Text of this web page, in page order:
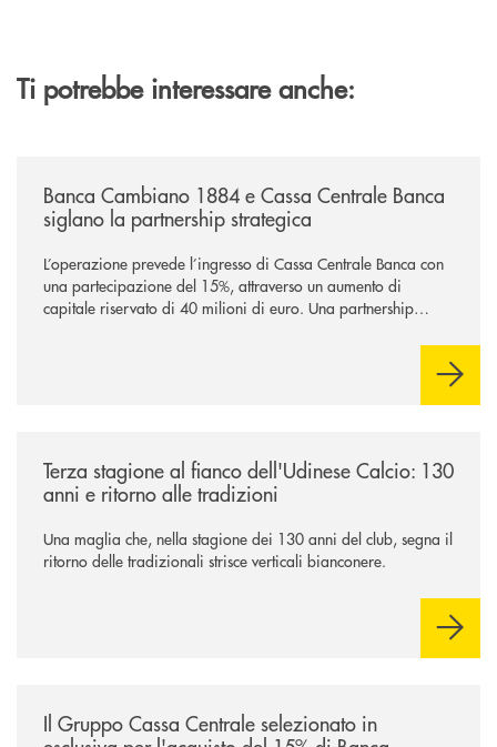
Ti potrebbe interessare anche:
Banca Cambiano 1884 e Cassa Centrale Banca
siglano la partnership strategica
L’operazione prevede l’ingresso di Cassa Centrale Banca con
una partecipazione del 15%, attraverso un aumento di
capitale riservato di 40 milioni di euro. Una partnership
comuni e sulla prossimità ai territori, per ampliare l’offerta e
Terza stagione al fianco dell'Udinese Calcio: 130
anni e ritorno alle tradizioni
Una maglia che, nella stagione dei 130 anni del club, segna il
ritorno delle tradizionali strisce verticali bianconere.
Il Gruppo Cassa Centrale selezionato in